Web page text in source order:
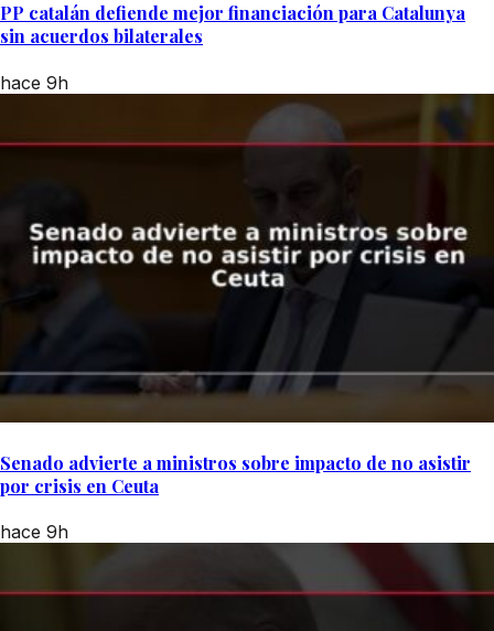
PP catalán defiende mejor financiación para Catalunya
sin acuerdos bilaterales
hace 9h
Senado advierte a ministros sobre impacto de no asistir
por crisis en Ceuta
hace 9h